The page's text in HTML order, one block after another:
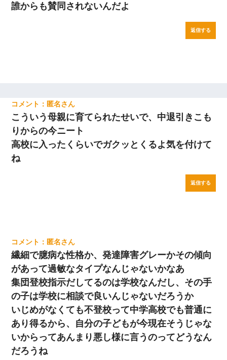
誰からも賛同されないんだよ
返信する
匿名
こういう母親に育てられたせいで、中退引きこも
りからの今ニート
高校に入ったくらいでガクッとくるよ気を付けて
ね
返信する
匿名
繊細で臆病な性格か、発達障害グレーかその傾向
があって過敏なタイプなんじゃないかなあ
集団登校指示だしてるのは学校なんだし、その手
の子は学校に相談で良いんじゃないだろうか
いじめがなくても不登校って中学高校でも普通に
あり得るから、自分の子どもが今現在そうじゃな
いからってあんまり悪し様に言うのってどうなん
だろうね